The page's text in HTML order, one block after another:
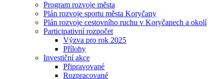
Program rozvoje města
Plán rozvoje sportu města Koryčany
Plán rozvoje cestovního ruchu v Koryčanech a okolí
Participativní rozpočet
Výzva pro rok 2025
Přílohy
Investiční akce
Připravované
Rozpracované